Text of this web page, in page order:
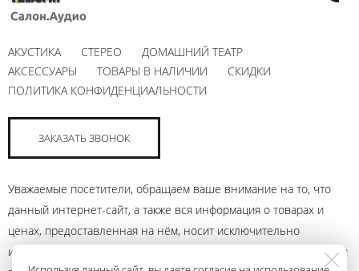
АКУСТИКА СТЕРЕО
ДОМАШНИЙ ТЕАТР
АКСЕССУАРЫ
ТОВАРЫ В НАЛИЧИИ
СКИДКИ
ПОЛИТИКА КОНФИДЕНЦИАЛЬНОСТИ
ЗАКАЗАТЬ ЗВОНОК
Уважаемые посетители, обращаем ваше внимание на то, что
данный интернет-сайт, а также вся информация о товарах и
ценах, предоставленная на нём, носит исключительно
информационный характер и ни при каких условиях не является